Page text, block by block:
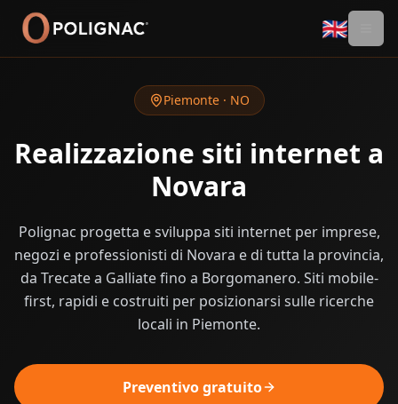
🇬🇧
Piemonte· NO
Realizzazione siti internet a
Novara
Polignac progetta e sviluppa siti internet per imprese,
negozi e professionisti di Novara e di tutta la provincia,
da Trecate a Galliate fino a Borgomanero. Siti mobile-
first, rapidi e costruiti per posizionarsi sulle ricerche
locali in Piemonte.
Preventivo gratuito